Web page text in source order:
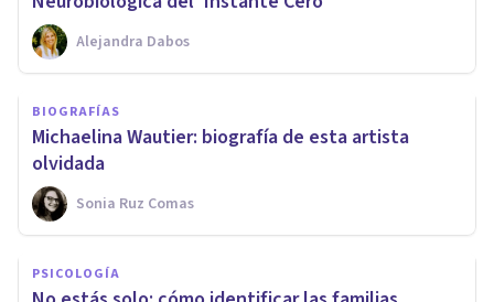
Alejandra Dabos
BIOGRAFÍAS
Michaelina Wautier: biografía de esta artista
olvidada
Sonia Ruz Comas
PSICOLOGÍA